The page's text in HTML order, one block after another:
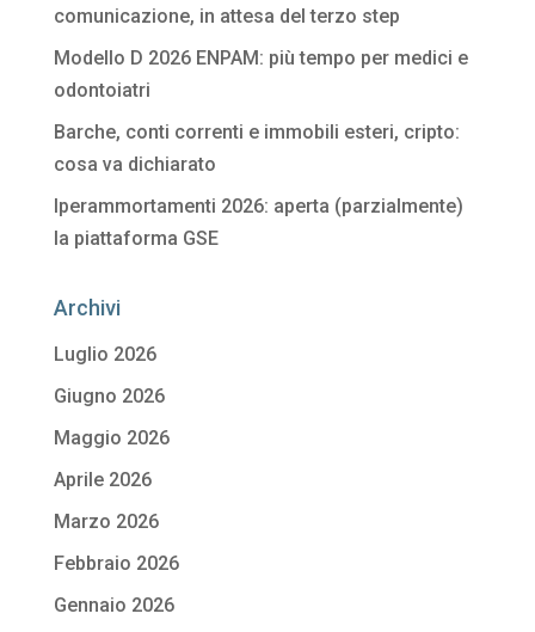
comunicazione, in attesa del terzo step
Modello D 2026 ENPAM: più tempo per medici e
odontoiatri
Barche, conti correnti e immobili esteri, cripto:
cosa va dichiarato
Iperammortamenti 2026: aperta (parzialmente)
la piattaforma GSE
Archivi
Luglio 2026
Giugno 2026
Maggio 2026
Aprile 2026
Marzo 2026
Febbraio 2026
Gennaio 2026